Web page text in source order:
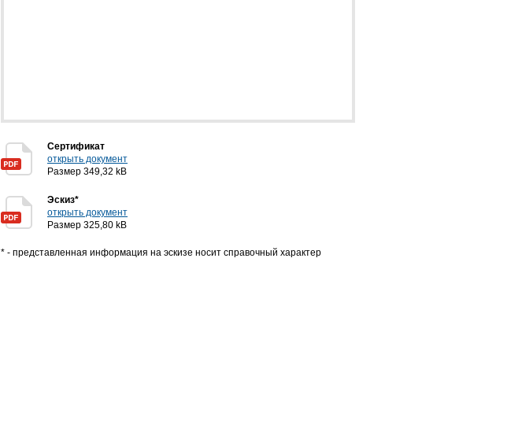
Сертификат
открыть документ
Размер 349,32 kB
Эскиз*
открыть документ
Размер 325,80 kB
* - представленная информация на эскизе носит справочный характер